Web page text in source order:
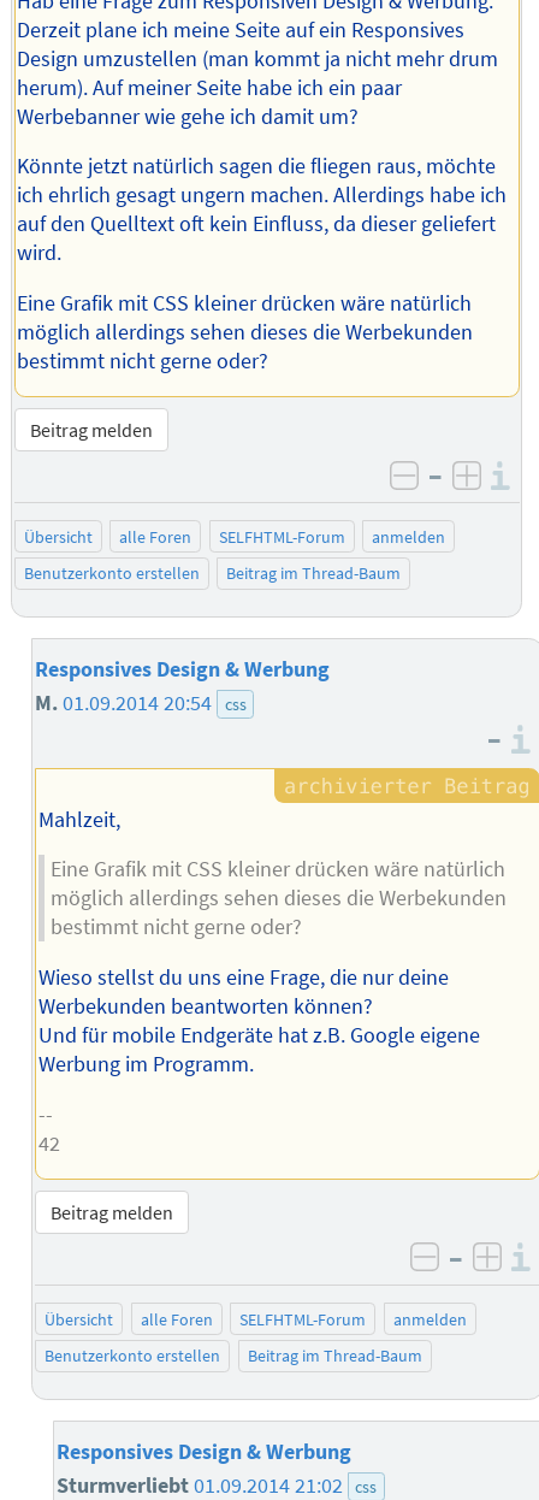
Derzeit plane ich meine Seite auf ein Responsives
Design umzustellen (man kommt ja nicht mehr drum
herum). Auf meiner Seite habe ich ein paar
Werbebanner wie gehe ich damit um?
Könnte jetzt natürlich sagen die fliegen raus, möchte
ich ehrlich gesagt ungern machen. Allerdings habe ich
auf den Quelltext oft kein Einfluss, da dieser geliefert
wird.
Eine Grafik mit CSS kleiner drücken wäre natürlich
möglich allerdings sehen dieses die Werbekunden
bestimmt nicht gerne oder?
Beitrag melden
negativ
–
Übersicht alle Foren SELFHTML-Forum
anmelden
Benutzerkonto erstellen
Beitrag im Thread-Baum
Responsives Design & Werbung
M.01.09.2014 20:54 css
–
Mahlzeit,
Eine Grafik mit CSS kleiner drücken wäre natürlich
möglich allerdings sehen dieses die Werbekunden
bestimmt nicht gerne oder?
Wieso stellst du uns eine Frage, die nur deine
Werbekunden beantworten können?
Und für mobile Endgeräte hat z.B. Google eigene
Werbung im Programm.
--
42
Beitrag melden
negativ
–
Übersicht alle Foren SELFHTML-Forum
anmelden
Benutzerkonto erstellen
Beitrag im Thread-Baum
Responsives Design & Werbung
Sturmverliebt01.09.2014 21:02 css